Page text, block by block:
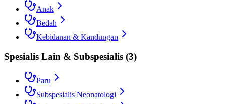
Anak
Bedah
Kebidanan & Kandungan
Spesialis Lain & Subspesialis (3)
Paru
Subspesialis Neonatologi